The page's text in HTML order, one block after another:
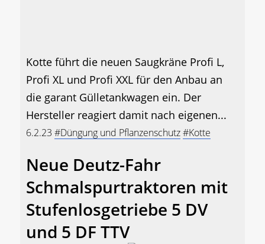
Kotte führt die neuen Saugkräne Profi L,
Profi XL und Profi XXL für den Anbau an
die garant Gülletankwagen ein. Der
Hersteller reagiert damit nach eigenen...
6.2.23 #Düngung und Pflanzenschutz#Kotte
Neue Deutz-Fahr
Schmalspurtraktoren mit
Stufenlosgetriebe 5 DV
und 5 DF TTV